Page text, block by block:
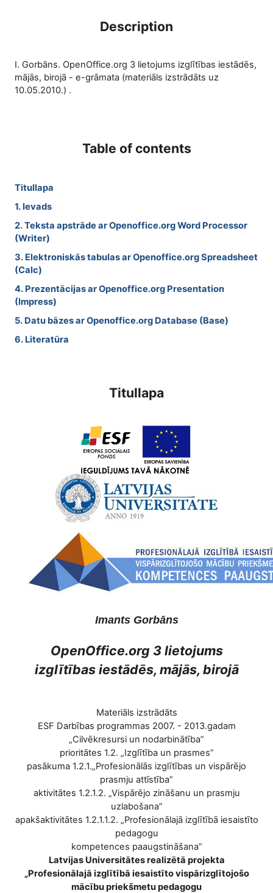
Description
I. Gorbāns. OpenOffice.org 3 lietojums izglītības iestādēs,
mājās, birojā - e-grāmata (materiāls izstrādāts uz
10.05.2010.) .
Table of contents
Titullapa
1. Ievads
2. Teksta apstrāde ar Openoffice.org Word Processor
(Writer)
3. Elektroniskās tabulas ar Openoffice.org Spreadsheet
(Calc)
4. Prezentācijas ar Openoffice.org Presentation
(Impress)
5. Datu bāzes ar Openoffice.org Database (Base)
6. Literatūra
Titullapa
Imants Gorbāns
OpenOffice.org 3 lietojums
izglītības iestādēs, mājās, birojā
Materiāls izstrādāts
ESF Darbības programmas 2007. - 2013.gadam
„Cilvēkresursi un nodarbinātība”
prioritātes 1.2. „Izglītība un prasmes”
pasākuma 1.2.1.„Profesionālās izglītības un vispārējo
prasmju attīstība”
aktivitātes 1.2.1.2. „Vispārējo zināšanu un prasmju
uzlabošana”
apakšaktivitātes 1.2.1.1.2. „Profesionālajā izglītībā iesaistīto
pedagogu
kompetences paaugstināšana”
Latvijas Universitātes realizētā projekta
„Profesionālajā izglītībā iesaistīto vispārizglītojošo
mācību priekšmetu pedagogu